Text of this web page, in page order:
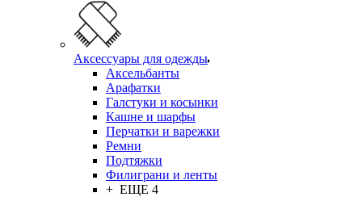
Аксессуары для одежды
Аксельбанты
Арафатки
Галстуки и косынки
Кашне и шарфы
Перчатки и варежки
Ремни
Подтяжки
Филиграни и ленты
+ ЕЩЕ 4